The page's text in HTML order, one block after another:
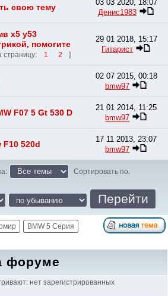
свою тему
03 03 2020, 18:07
Денис1983
х5 у53
помогите
страницу: 1 2 ]
29 01 2018, 15:17
Гитарист
02 07 2015, 00:18
bmw97
F07 5 Gt 530 D
21 01 2014, 11:25
bmw97
520d
17 11 2013, 23:07
bmw97
Сортировать по:
BMW 5 Серия
форуме
нет зарегистрированных